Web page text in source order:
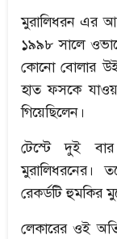
মুরালিধরন এর
১৯৯৮ সালে
কোনো বোলার
হাত ফসকে
গিয়েছিলেন।
টেস্টে দুই
মুরালিধরনের।
রেকর্ডটি হুমকির
লেকারের ওই